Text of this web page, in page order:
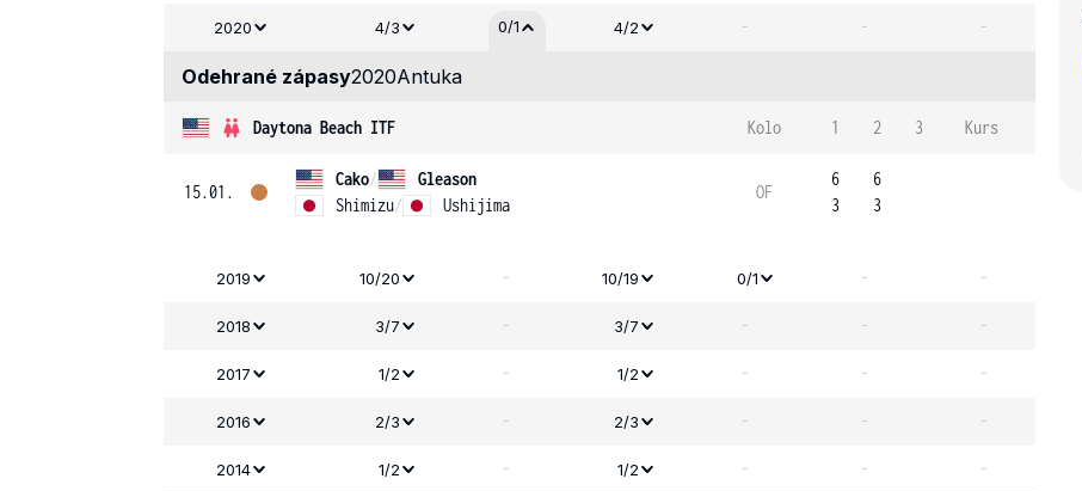
2020 4/3 0/1 4/2 - - -
Odehrané zápasy2020Antuka
Daytona Beach ITF Kolo 1 2 3 Kurs
15.01.
Cako/
Gleason
Shimizu/ Ushijima
OF
6
3
6
3
2019 10/20 - 10/19 0/1 - -
2018 3/7 - 3/7 - - -
2017 1/2 - 1/2 - - -
2016 2/3 - 2/3 - - -
2014 1/2 - 1/2 - - -